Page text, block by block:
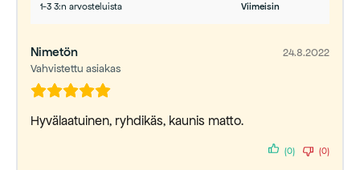
1-3 3:n arvosteluista
Nimetön
Vahvistettu asiakas
24.8.2022
Hyvälaatuinen, ryhdikäs, kaunis matto.
(0) (0)